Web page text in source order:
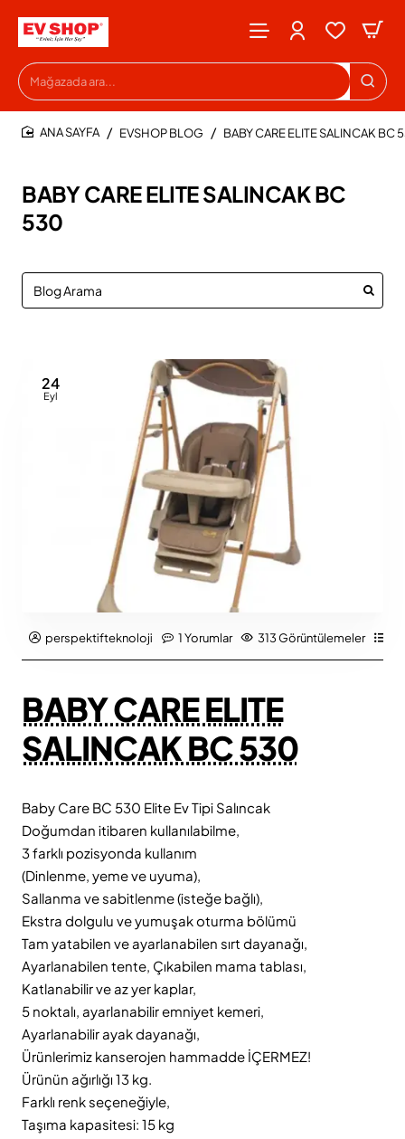
Mağazada
ara...
BABY CARE ELITE SALINCAK BC
530
EVSHOP BLOG BABY CARE ELITE SALINCAK BC
24
Eyl
perspektifteknoloji 1 Yorumlar 313 Görüntülemeler
BABY CARE ELITE
SALINCAK BC 530
Baby Care BC 530 Elite Ev Tipi Salıncak
Doğumdan itibaren kullanılabilme,
3 farklı pozisyonda kullanım
(Dinlenme, yeme ve uyuma),
Sallanma ve sabitlenme (isteğe bağlı),
Ekstra dolgulu ve yumuşak oturma bölümü
Tam yatabilen ve ayarlanabilen sırt dayanağı,
Ayarlanabilen tente, Çıkabilen mama tablası,
Katlanabilir ve az yer kaplar,
5 noktalı, ayarlanabilir emniyet kemeri,
Ayarlanabilir ayak dayanağı,
Ürünlerimiz kanserojen hammadde İÇERMEZ!
Ürünün ağırlığı 13 kg.
Farklı renk seçeneğiyle,
Taşıma kapasitesi: 15 kg